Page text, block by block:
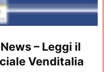
– Leggi il
Venditalia